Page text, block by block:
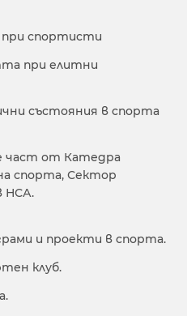
спортисти
при елитни
състояния в спорта
част от Катедра
спорта, Сектор
НСА.
и проекти в спорта.
клуб.